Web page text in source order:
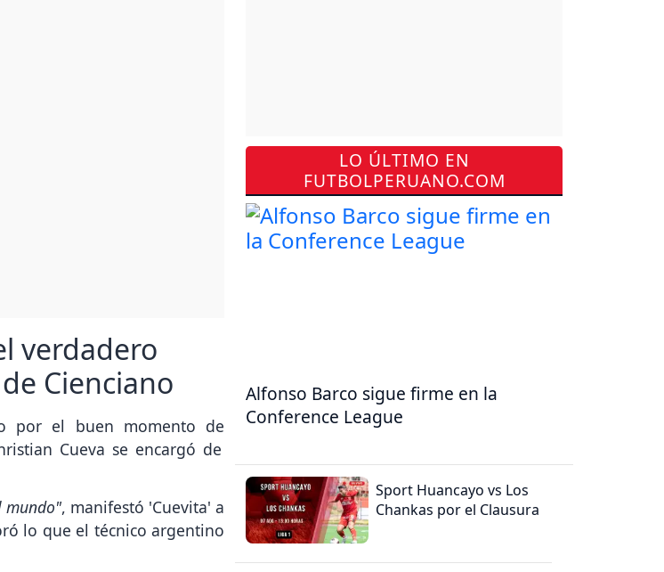
verdadero
Cienciano
por el buen momento de
Cueva se encargó de
mundo", manifestó 'Cuevita' a
lo que el técnico argentino
LO ÚLTIMO EN
FUTBOLPERUANO.COM
Alfonso Barco sigue firme en la
Conference League
Sport Huancayo vs Los
Chankas por el Clausura